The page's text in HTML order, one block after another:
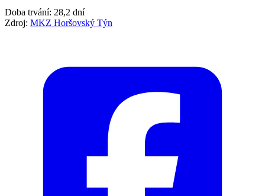
Doba trvání: 28,2 dní
Zdroj: MKZ Horšovský Týn